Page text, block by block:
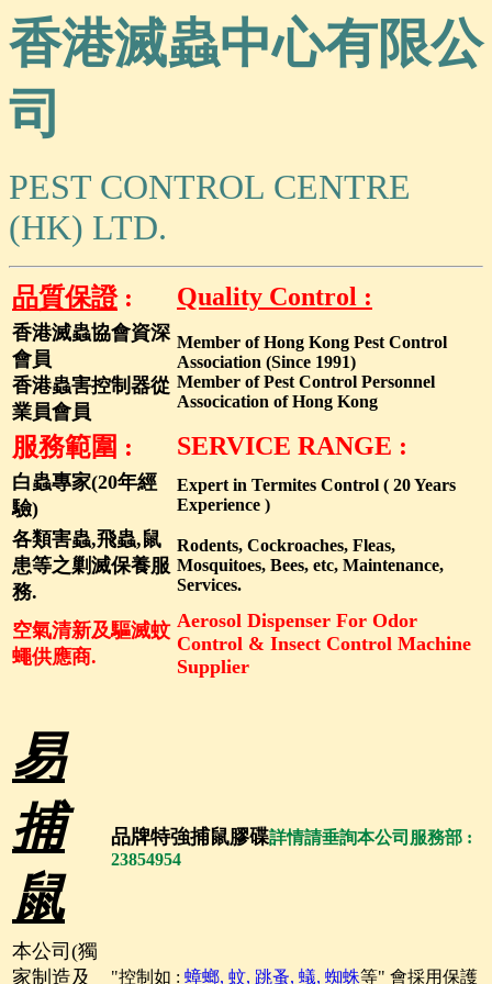
香港滅蟲中心有限公
司
PEST CONTROL CENTRE
(HK) LTD.
品質保證: Quality Control :
香港滅蟲協會資深
會員
香港蟲害控制器從
業員會員
Member of Hong Kong Pest Control
Association (Since 1991)
Member of Pest Control Personnel
Assocication of Hong Kong
服務範圍 : SERVICE RANGE :
白蟲專家(20年經
驗)
Expert in Termites Control ( 20 Years
Experience )
各類害蟲,飛蟲,鼠
患等之剿滅保養服
務.
Rodents, Cockroaches, Fleas,
Mosquitoes, Bees, etc, Maintenance,
Services.
空氣清新及驅滅蚊
蠅供應商.
Aerosol Dispenser For Odor
Control & Insect Control Machine
Supplier
易
捕
鼠
品牌特強捕鼠膠碟詳情請垂詢本公司服務部 :
23854954
本公司(獨
家制造及
"控制如 : 蟑螂, 蚊, 跳蚤, 蟻, 蜘蛛等" 會採用保護